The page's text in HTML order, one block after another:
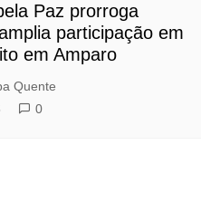
Paz prorroga
participação em
em Amparo
Quente
0